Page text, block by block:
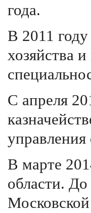
года.
В 2011
хозяйства
С апреля
В марте
области.
Московской